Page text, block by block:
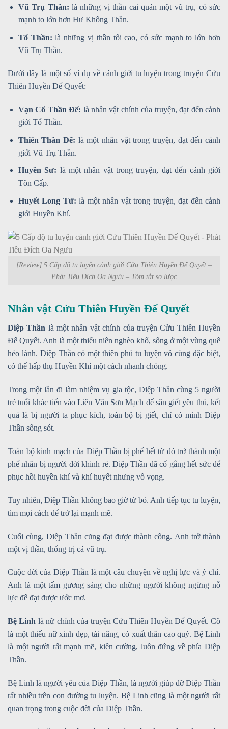
Vũ Trụ Thần: là những vị thần cai quản một vũ trụ, có sức
mạnh to lớn hơn Hư Không Thần.
Tổ Thần: là những vị thần tối cao, có sức mạnh to lớn hơn
Vũ Trụ Thần.
Dưới đây là một số ví dụ về cảnh giới tu luyện trong truyện Cửu
Thiên Huyền Đế Quyết:
Vạn Cổ Thần Đế: là nhân vật chính của truyện, đạt đến cảnh
giới Tổ Thần.
Thiên Thần Đế: là một nhân vật trong truyện, đạt đến cảnh
giới Vũ Trụ Thần.
Huyền Sư: là một nhân vật trong truyện, đạt đến cảnh giới
Tôn Cấp.
Huyết Long Tử: là một nhân vật trong truyện, đạt đến cảnh
giới Huyền Khí.
[Review] 5 Cấp độ tu luyện cảnh giới Cửu Thiên Huyền Đế Quyết –
Phát Tiêu Đích Oa Ngưu – Tóm tắt sơ lược
Nhân vật Cửu Thiên Huyền Đế Quyết
Diệp Thần là một nhân vật chính của truyện Cửu Thiên Huyền
Đế Quyết. Anh là một thiếu niên nghèo khổ, sống ở một vùng quê
hẻo lánh. Diệp Thần có một thiên phú tu luyện vô cùng đặc biệt,
có thể hấp thụ Huyền Khí một cách nhanh chóng.
Trong một lần đi làm nhiệm vụ gia tộc, Diệp Thần cùng 5 người
trẻ tuổi khác tiến vào Liên Vân Sơn Mạch để săn giết yêu thú, kết
quả là bị người ta phục kích, toàn bộ bị giết, chỉ có mình Diệp
Thần sống sót.
Toàn bộ kinh mạch của Diệp Thần bị phế hết từ đó trở thành một
phế nhân bị người đời khinh rẻ. Diệp Thần đã cố gắng hết sức để
phục hồi huyền khí và khí huyết nhưng vô vọng.
Tuy nhiên, Diệp Thần không bao giờ từ bỏ. Anh tiếp tục tu luyện,
tìm mọi cách để trở lại mạnh mẽ.
Cuối cùng, Diệp Thần cũng đạt được thành công. Anh trở thành
một vị thần, thống trị cả vũ trụ.
Cuộc đời của Diệp Thần là một câu chuyện về nghị lực và ý chí.
Anh là một tấm gương sáng cho những người không ngừng nỗ
lực để đạt được ước mơ.
Bệ Linh là nữ chính của truyện Cửu Thiên Huyền Đế Quyết. Cô
là một thiếu nữ xinh đẹp, tài năng, có xuất thân cao quý. Bệ Linh
là một người rất mạnh mẽ, kiên cường, luôn đứng về phía Diệp
Thần.
Bệ Linh là người yêu của Diệp Thần, là người giúp đỡ Diệp Thần
rất nhiều trên con đường tu luyện. Bệ Linh cũng là một người rất
quan trọng trong cuộc đời của Diệp Thần.